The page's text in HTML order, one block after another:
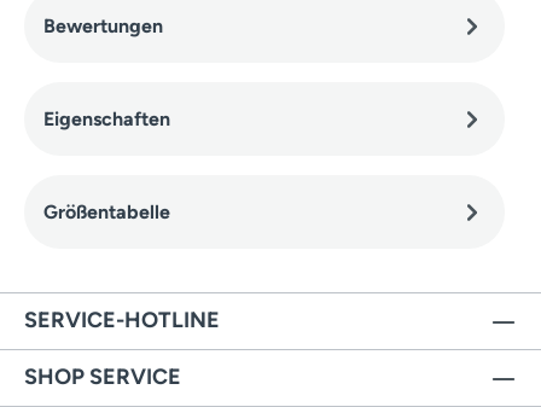
Bewertungen
Eigenschaften
Größentabelle
SERVICE-HOTLINE
SHOP SERVICE